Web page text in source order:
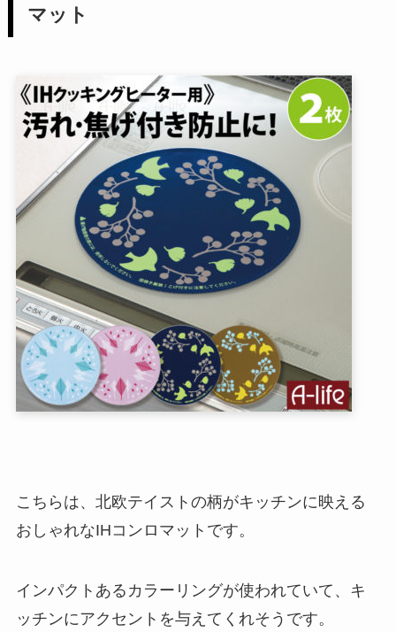
マット
こちらは、北欧テイストの柄がキッチンに映える
おしゃれなIHコンロマットです。
インパクトあるカラーリングが使われていて、キ
ッチンにアクセントを与えてくれそうです。